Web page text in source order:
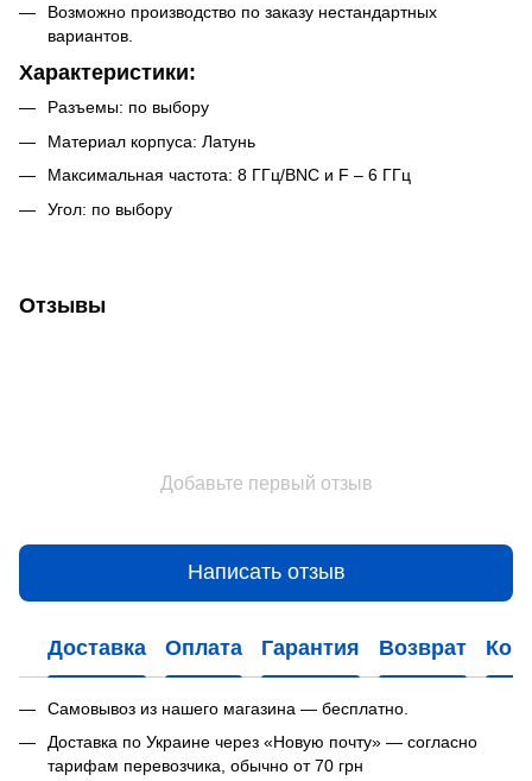
Возможно производство по заказу нестандартных
вариантов.
Характеристики:
Разъемы: по выбору
Материал корпуса: Латунь
Максимальная частота: 8 ГГц/BNC и F – 6 ГГц
Угол: по выбору
Отзывы
Добавьте первый отзыв
Написать отзыв
Доставка Оплата Гарантия Возврат
Самовывоз из нашего магазина — бесплатно.
Доставка по Украине через «Новую почту» — согласно
тарифам перевозчика, обычно от 70 грн